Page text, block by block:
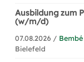
Ausbildung zum
(w/m/d)
07.08.2026 /
Bielefeld